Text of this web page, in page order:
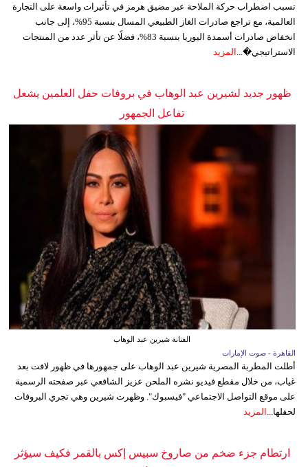
تسبب اضطراب حركة الملاحة عبر مضيق هرمز في تأثيرات واسعة على التجارة
العالمية، مع تراجع صادرات الغاز الطبيعي المسال بنسبة 95%، إلى جانب
انخفاض صادرات أسمدة اليوريا بنسبة 83%، فضلًا عن تأثر عدد من المنتجات
الاستراتيجي�... المزيد
ظهور جديد لشيرين عبد الوهاب في بروفات حفل العلمين يشعل
تفاعل الجمهور
الفنانة شيرين عبد الوهاب
القاهرة - صوت الإمارات
أطلت المطربة المصرية شيرين عبد الوهاب على جمهورها في ظهور لافت بعد
غياب، من خلال مقطع فيديو نشره الملحن عزيز الشافعي عبر صفحته الرسمية
على موقع التواصل الاجتماعي "فيسبوك". وظهرت شيرين وهي تجري البروفات
لحفلها... المزيد
ارتطام جزء ضخم من صاروخ سبيس إكس بالقمر فكيف سيؤثر